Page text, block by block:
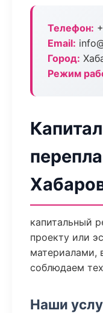
Телефон:
Email:
Город:
Режим
капитальный
проекту или
материалами,
соблюдаем
Наши